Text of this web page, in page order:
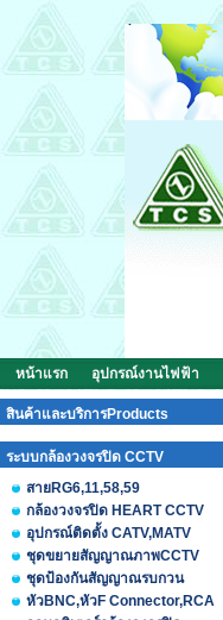
หน้าแรก อุปกรณ์งานไฟฟ้า
สินค้าและบริการProducts
ระบบกล้องวงจรปิด CCTV
สายRG6,11,58,59
กล้องวงจรปิด HEART CCTV
อุปกรณ์ติดตั้ง CATV,MATV
ชุดขยายสัญญาณภาพCCTV
ชุดป้องกันสัญญาณรบกวน
หัวBNC,หัวF Connector,RCA